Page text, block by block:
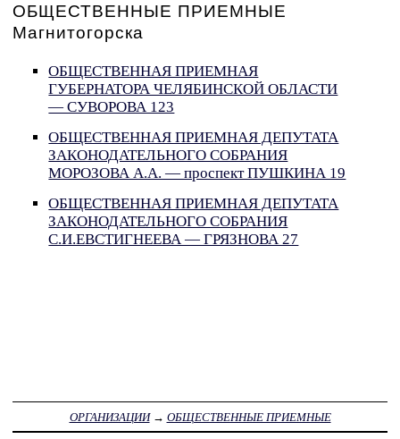
ОБЩЕСТВЕННЫЕ ПРИЕМНЫЕ
Магнитогорска
ОБЩЕСТВЕННАЯ ПРИЕМНАЯ
ГУБЕРНАТОРА ЧЕЛЯБИНСКОЙ ОБЛАСТИ
— СУВОРОВА 123
ОБЩЕСТВЕННАЯ ПРИЕМНАЯ ДЕПУТАТА
ЗАКОНОДАТЕЛЬНОГО СОБРАНИЯ
МОРОЗОВА А.А. — проспект ПУШКИНА 19
ОБЩЕСТВЕННАЯ ПРИЕМНАЯ ДЕПУТАТА
ЗАКОНОДАТЕЛЬНОГО СОБРАНИЯ
С.И.ЕВСТИГНЕЕВА — ГРЯЗНОВА 27
ОРГАНИЗАЦИИ→ ОБЩЕСТВЕННЫЕ ПРИЕМНЫЕ